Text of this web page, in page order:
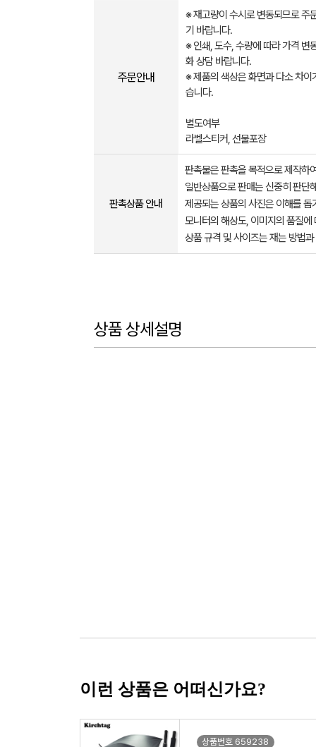
주문안내
※ 재고량이 수시로 변동되므로 주
기 바랍니다.
※ 인쇄, 도수, 수량에 따라 가격 변
화 상담 바랍니다.
※ 제품의 색상은 화면과 다소 차이
습니다.
별도여부
라벨스티커, 선물포장
판촉상품 안내
판촉물은 판촉을 목적으로 제작하
일반상품으로 판매는 신중히 판단
제공되는 상품의 사진은 이해를
모니터의 해상도, 이미지의 품질
상품 규격 및 사이즈는 재는 방법
상품 상세설명
이런 상품은 어떠신가요?
상품번호 659238